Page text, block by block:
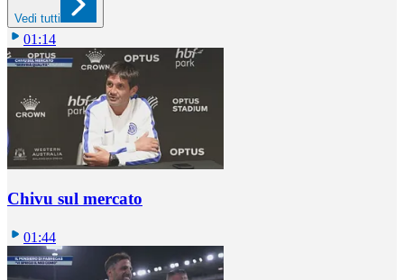
Vedi tutti
01:14
Chivu sul mercato
01:44